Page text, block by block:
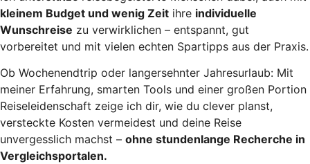
kleinem Budget und wenig Zeit ihre individuelle
Wunschreise zu verwirklichen – entspannt, gut
vorbereitet und mit vielen echten Spartipps aus der Praxis.
Ob Wochenendtrip oder langersehnter Jahresurlaub: Mit
meiner Erfahrung, smarten Tools und einer großen Portion
Reiseleidenschaft zeige ich dir, wie du clever planst,
versteckte Kosten vermeidest und deine Reise
unvergesslich machst – ohne stundenlange Recherche in
Vergleichsportalen.